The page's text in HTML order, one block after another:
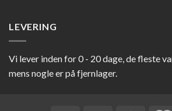
LEVERING
Vi lever inden for 0 - 20 dage, de fleste
mens nogle er på fjernlager.